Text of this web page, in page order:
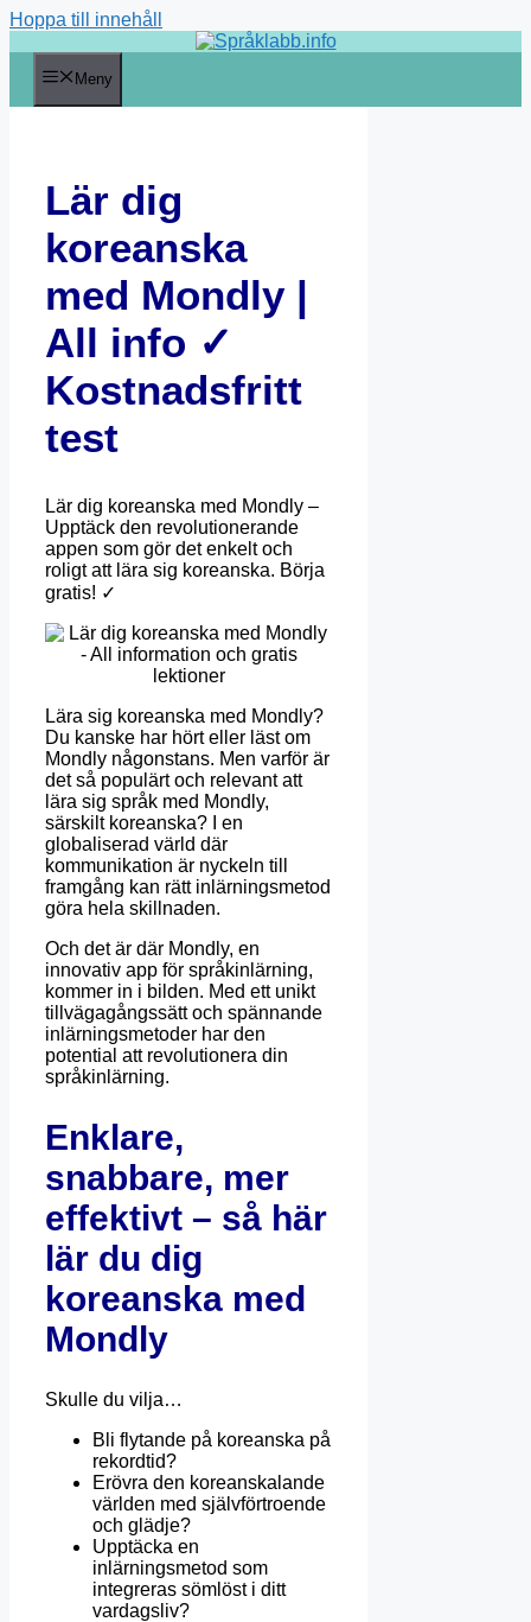
Hoppa till innehåll
Meny
Lär dig
koreanska
med Mondly |
All info ✓
Kostnadsfritt
test
Lär dig koreanska med Mondly –
Upptäck den revolutionerande
appen som gör det enkelt och
roligt att lära sig koreanska. Börja
gratis! ✓
Lära sig koreanska med Mondly?
Du kanske har hört eller läst om
Mondly någonstans. Men varför är
det så populärt och relevant att
lära sig språk med Mondly,
särskilt koreanska? I en
globaliserad värld där
kommunikation är nyckeln till
framgång kan rätt inlärningsmetod
göra hela skillnaden.
Och det är där Mondly, en
innovativ app för språkinlärning,
kommer in i bilden. Med ett unikt
tillvägagångssätt och spännande
inlärningsmetoder har den
potential att revolutionera din
språkinlärning.
Enklare,
snabbare, mer
effektivt – så här
lär du dig
koreanska med
Mondly
Skulle du vilja…
Bli flytande på koreanska på
rekordtid?
Erövra den koreanskalande
världen med självförtroende
och glädje?
Upptäcka en
inlärningsmetod som
integreras sömlöst i ditt
vardagsliv?